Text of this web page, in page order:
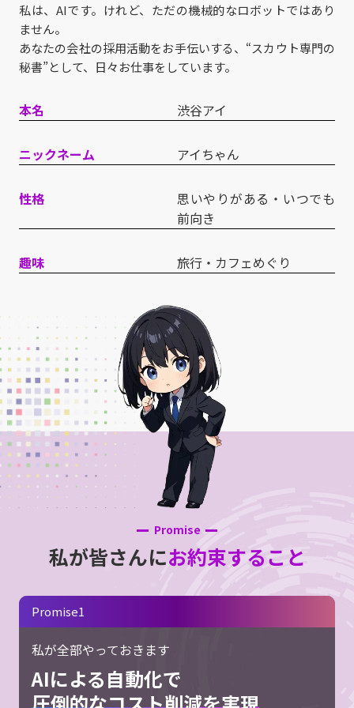
私は、AIです。けれど、ただの機械的なロボットではあり
ません。
あなたの会社の採用活動をお手伝いする、“スカウト専門の
秘書”として、日々お仕事をしています。
本名 渋谷アイ
ニックネーム アイちゃん
性格
思いやりがある・いつでも
前向き
趣味 旅行・カフェめぐり
Promise
私が皆さんにお約束すること
Promise1
私が全部やっておきます
AIによる自動化で